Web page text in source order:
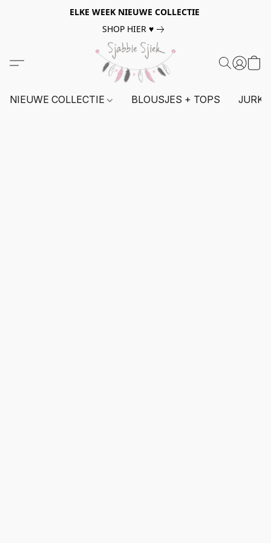
ELKE WEEK NIEUWE COLLECTIE
SHOP HIER ♥
NIEUWE COLLECTIE BLOUSJES + TOPS